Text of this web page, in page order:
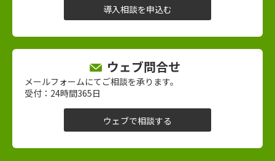
導入相談を申込む
ウェブ問合せ
メールフォームにてご相談を承ります。
受付：24時間365日
ウェブで相談する